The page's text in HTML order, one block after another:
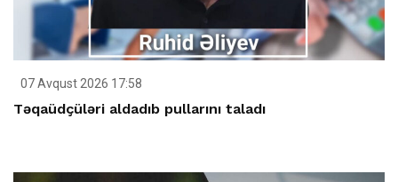
07 Avqust 2026 17:58
Təqaüdçüləri aldadıb pullarını taladı